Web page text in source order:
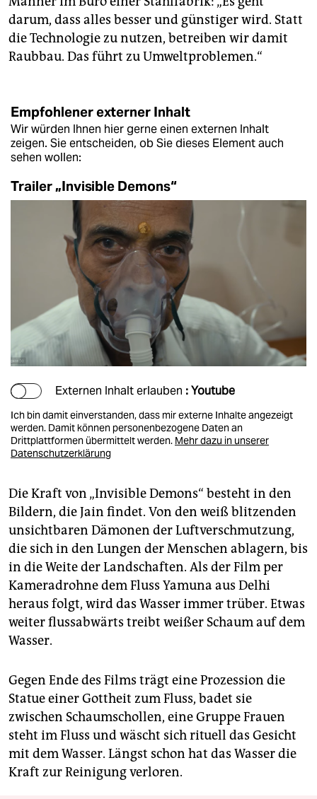
darum, dass alles besser und günstiger wird. Statt
die Technologie zu nutzen, betreiben wir damit
Raubbau. Das führt zu Umweltproblemen.“
Empfohlener externer Inhalt
Wir würden Ihnen hier gerne einen externen Inhalt
zeigen. Sie entscheiden, ob Sie dieses Element auch
sehen wollen:
Trailer „Invisible Demons“
Externen Inhalt erlauben : Youtube
Ich bin damit einverstanden, dass mir externe Inhalte angezeigt
werden. Damit können personenbezogene Daten an
Drittplattformen übermittelt werden. Mehr dazu in unserer
Datenschutzerklärung
Die Kraft von „Invisible Demons“ besteht in den
Bildern, die Jain findet. Von den weiß blitzenden
unsichtbaren Dämonen der Luftverschmutzung,
die sich in den Lungen der Menschen ablagern, bis
in die Weite der Landschaften. Als der Film per
Kameradrohne dem Fluss Yamuna aus Delhi
heraus folgt, wird das Wasser immer trüber. Etwas
weiter flussabwärts treibt weißer Schaum auf dem
Wasser.
Gegen Ende des Films trägt eine Prozession die
Statue einer Gottheit zum Fluss, badet sie
zwischen Schaumschollen, eine Gruppe Frauen
steht im Fluss und wäscht sich rituell das Gesicht
mit dem Wasser. Längst schon hat das Wasser die
Kraft zur Reinigung verloren.